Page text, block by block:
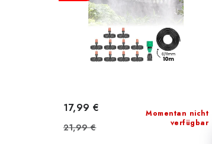
Momentan nicht
verfügbar
17,99 €
21,99 €